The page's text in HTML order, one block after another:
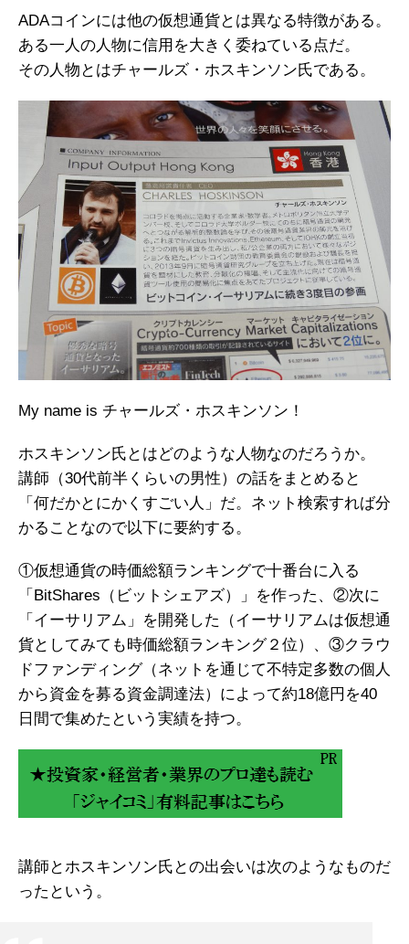
ADAコインには他の仮想通貨とは異なる特徴がある。
ある一人の人物に信用を大きく委ねている点だ。
その人物とはチャールズ・ホスキンソン氏である。
My name is チャールズ・ホスキンソン！
ホスキンソン氏とはどのような人物なのだろうか。
講師（30代前半くらいの男性）の話をまとめると
「何だかとにかくすごい人」だ。ネット検索すれば分
かることなので以下に要約する。
①仮想通貨の時価総額ランキングで十番台に入る
「BitShares（ビットシェアズ）」を作った、②次に
「イーサリアム」を開発した（イーサリアムは仮想通
貨としてみても時価総額ランキング２位）、③クラウ
ドファンディング（ネットを通じて不特定多数の個人
から資金を募る資金調達法）によって約18億円を40
日間で集めたという実績を持つ。
講師とホスキンソン氏との出会いは次のようなものだ
ったという。